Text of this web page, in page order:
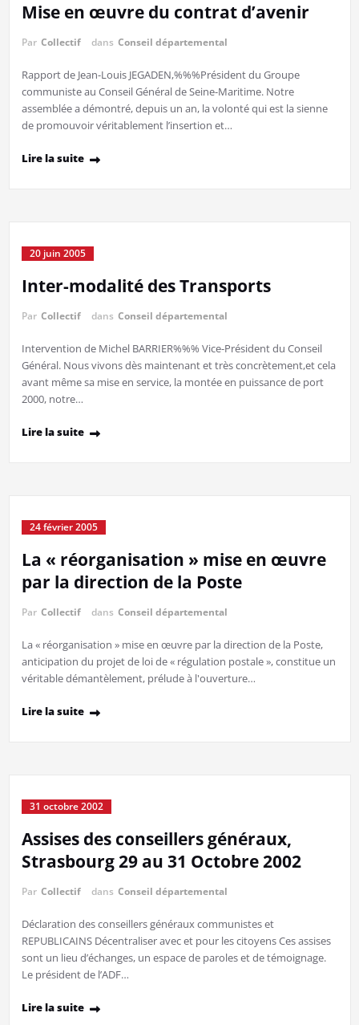
Mise en œuvre du contrat d’avenir
Par Collectif dans Conseil départemental
Rapport de Jean-Louis JEGADEN,%%%Président du Groupe
communiste au Conseil Général de Seine-Maritime. Notre
assemblée a démontré, depuis un an, la volonté qui est la sienne
de promouvoir véritablement l’insertion et…
Lire la suite
20 juin 2005
Inter-modalité des Transports
Par Collectif dans Conseil départemental
Intervention de Michel BARRIER%%% Vice-Président du Conseil
Général. Nous vivons dès maintenant et très concrètement,et cela
avant même sa mise en service, la montée en puissance de port
2000, notre…
Lire la suite
24 février 2005
La « réorganisation » mise en œuvre
par la direction de la Poste
Par Collectif dans Conseil départemental
La « réorganisation » mise en œuvre par la direction de la Poste,
anticipation du projet de loi de « régulation postale », constitue un
véritable démantèlement, prélude à l'ouverture…
Lire la suite
31 octobre 2002
Assises des conseillers généraux,
Strasbourg 29 au 31 Octobre 2002
Par Collectif dans Conseil départemental
Déclaration des conseillers généraux communistes et
REPUBLICAINS Décentraliser avec et pour les citoyens Ces assises
sont un lieu d’échanges, un espace de paroles et de témoignage.
Le président de l’ADF…
Lire la suite